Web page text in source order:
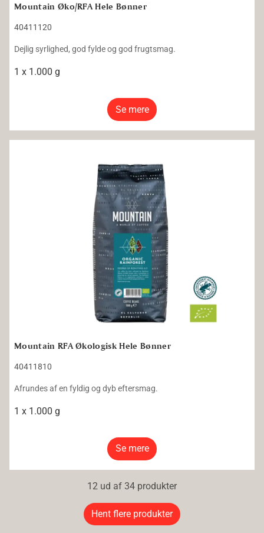
Mountain Øko/RFA Hele Bønner
40411120
Dejlig syrlighed, god fylde og god frugtsmag.
1 x 1.000 g
Se mere
Mountain RFA Økologisk Hele Bønner
40411810
Afrundes af en fyldig og dyb eftersmag.
1 x 1.000 g
Se mere
12 ud af 34 produkter
Hent flere produkter